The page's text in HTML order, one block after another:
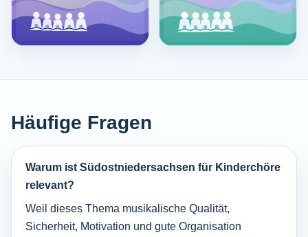
Häufige Fragen
Warum ist Südostniedersachsen für Kinderchöre
relevant?
Weil dieses Thema musikalische Qualität,
Sicherheit, Motivation und gute Organisation